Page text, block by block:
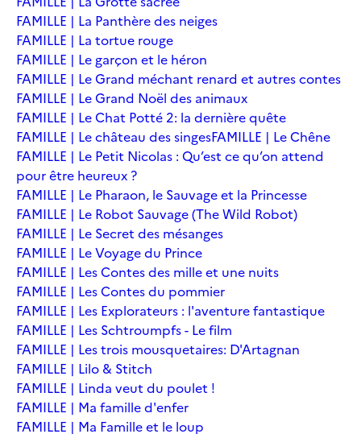
FAMILLE | La Panthère des neiges
FAMILLE | La tortue rouge
FAMILLE | Le garçon et le héron
FAMILLE | Le Grand méchant renard et autres contes
FAMILLE | Le Grand Noël des animaux
FAMILLE | Le Chat Potté 2: la dernière quête
FAMILLE | Le château des singesFAMILLE | Le Chêne
FAMILLE | Le Petit Nicolas : Qu’est ce qu’on attend
pour être heureux ?
FAMILLE | Le Pharaon, le Sauvage et la Princesse
FAMILLE | Le Robot Sauvage (The Wild Robot)
FAMILLE | Le Secret des mésanges
FAMILLE | Le Voyage du Prince
FAMILLE | Les Contes des mille et une nuits
FAMILLE | Les Contes du pommier
FAMILLE | Les Explorateurs : l'aventure fantastique
FAMILLE | Les Schtroumpfs - Le film
FAMILLE | Les trois mousquetaires: D'Artagnan
FAMILLE | Lilo & Stitch
FAMILLE | Linda veut du poulet !
FAMILLE | Ma famille d'enfer
FAMILLE | Ma Famille et le loup